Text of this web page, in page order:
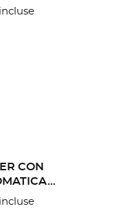
CON